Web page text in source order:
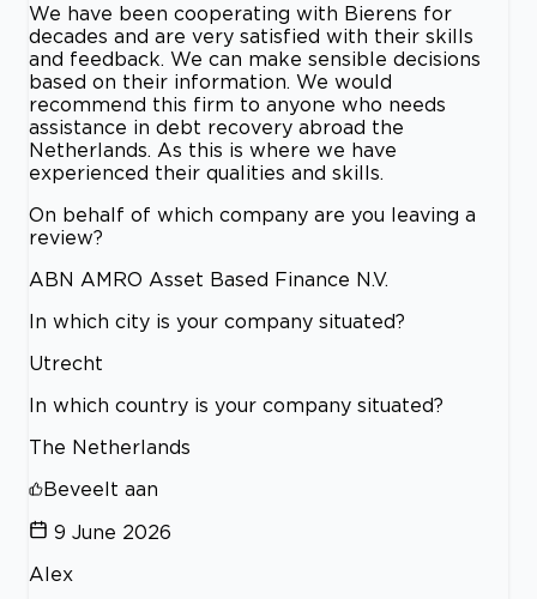
We have been cooperating with Bierens for
decades and are very satisfied with their skills
and feedback. We can make sensible decisions
based on their information. We would
recommend this firm to anyone who needs
assistance in debt recovery abroad the
Netherlands. As this is where we have
experienced their qualities and skills.
On behalf of which company are you leaving a
review?
ABN AMRO Asset Based Finance N.V.
In which city is your company situated?
Utrecht
In which country is your company situated?
The Netherlands
Beveelt aan
9 June 2026
Alex